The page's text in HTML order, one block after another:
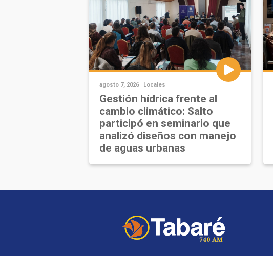
agosto 7, 2026 | Locales
Gestión hídrica frente al
cambio climático: Salto
participó en seminario que
analizó diseños con manejo
de aguas urbanas